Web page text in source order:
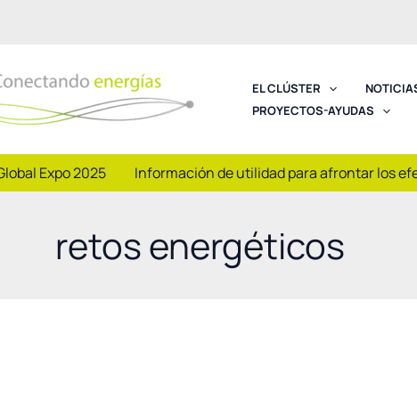
EL CLÚSTER
PROYECTOS-AYUDAS
Expo 2025 Información de utilidad para afrontar los
retos energéticos